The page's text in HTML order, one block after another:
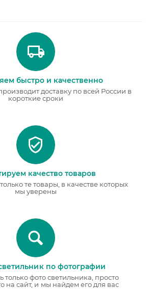
быстро и качественно
доставку по всей России в
короткие сроки
качество товаров
те товары, в качестве которых
мы уверены
по фотографии
только фото светильника, просто
на сайт, и мы найдем его для вас